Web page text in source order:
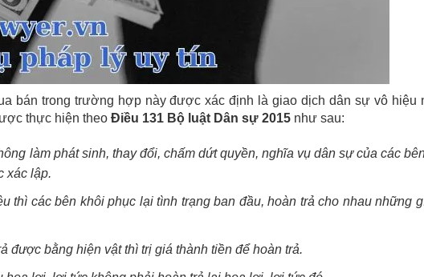
bán trong trường hợp này được xác định là giao dịch dân sự vô hiệu
thực hiện theo Điều 131 Bộ luật Dân sự 2015 như sau:
làm phát sinh, thay đổi, chấm dứt quyền, nghĩa vụ dân sự của các
xác lập.
thì các bên khôi phục lại tình trạng ban đầu, hoàn trả cho nhau những
được bằng hiện vật thì trị giá thành tiền để hoàn trả.